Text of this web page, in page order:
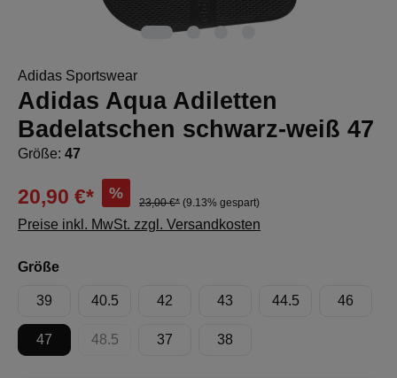
Adidas Sportswear
Adidas Aqua Adiletten
Badelatschen schwarz-weiß 47
Größe: 47
20,90 €* %
23,00 €* (9.13% gespart)
Preise inkl. MwSt. zzgl. Versandkosten
Größeauswählen
39 40.5 42 43 44.5 46
47 48.5
(Diese Option ist zurzeit nicht verfügbar.)
37 38